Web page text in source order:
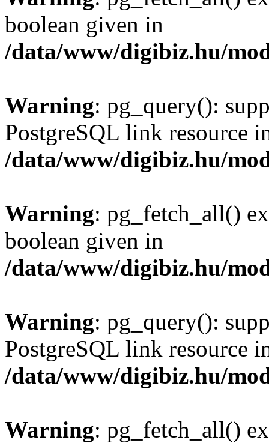
boolean given in
/data/www/digibiz.hu/
Warning: pg_query():
PostgreSQL link resource
/data/www/digibiz.hu/
Warning: pg_fetch_all()
boolean given in
/data/www/digibiz.hu/
Warning: pg_query():
PostgreSQL link resource
/data/www/digibiz.hu/
Warning: pg_fetch_all()